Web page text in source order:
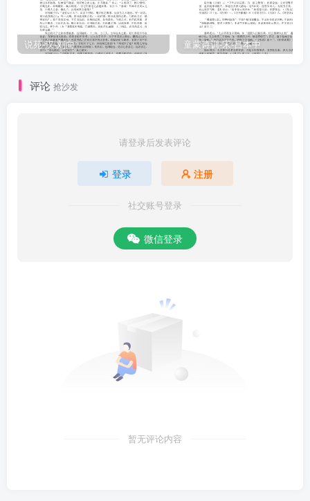
说苑-汉-刘向 童蒙诗训-宋-吕本中
评论 抢沙发
请登录后发表评论
登录 注册
社交账号登录
微信登录
暂无评论内容